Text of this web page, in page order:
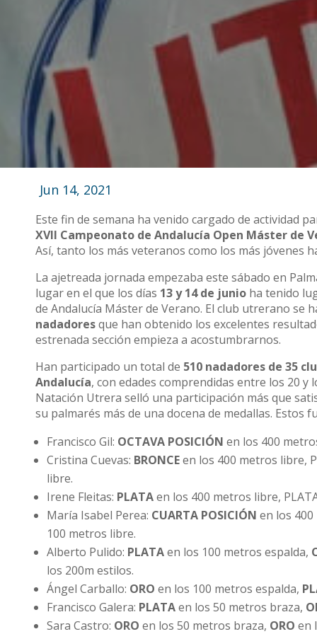
Jun 14, 2021
Este fin de semana ha venido cargado de actividad
XVII Campeonato de Andalucía Open Máster de
Así, tanto los más veteranos como los más jóvenes
La ajetreada jornada empezaba este sábado en
lugar en el que los días 13 y 14 de junio ha tenido
de Andalucía Máster de Verano. El club utrerano se
nadadoresque han obtenido los excelentes
estrenada sección empieza a acostumbrarnos.
Han participado un total de 510 nadadores de 35
Andalucía, con edades comprendidas entre los 20 y
Natación Utrera selló una participación más que
su palmarés más de una docena de medallas.
Francisco Gil: OCTAVA POSICIÓN en los 400
Cristina Cuevas: BRONCEen los 400 metros libre,
libre.
Irene Fleitas: PLATAen los 400 metros libre,
María Isabel Perea: CUARTA POSICIÓN en los
100 metros libre.
Alberto Pulido: PLATAen los 100 metros espalda,
los 200m estilos.
Ángel Carballo: ORO en los 100 metros espalda,
Francisco Galera: PLATAen los 50 metros braza,
Sara Castro: ORO en los 50 metros braza, ORO en